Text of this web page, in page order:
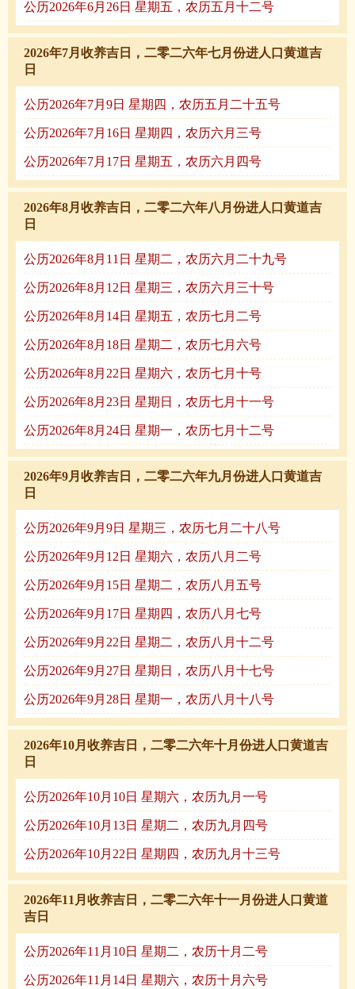
公历2026年6月26日 星期五，农历五月十二号
2026年7月收养吉日，二零二六年七月份进人口黄道吉
日
公历2026年7月9日 星期四，农历五月二十五号
公历2026年7月16日 星期四，农历六月三号
公历2026年7月17日 星期五，农历六月四号
2026年8月收养吉日，二零二六年八月份进人口黄道吉
日
公历2026年8月11日 星期二，农历六月二十九号
公历2026年8月12日 星期三，农历六月三十号
公历2026年8月14日 星期五，农历七月二号
公历2026年8月18日 星期二，农历七月六号
公历2026年8月22日 星期六，农历七月十号
公历2026年8月23日 星期日，农历七月十一号
公历2026年8月24日 星期一，农历七月十二号
2026年9月收养吉日，二零二六年九月份进人口黄道吉
日
公历2026年9月9日 星期三，农历七月二十八号
公历2026年9月12日 星期六，农历八月二号
公历2026年9月15日 星期二，农历八月五号
公历2026年9月17日 星期四，农历八月七号
公历2026年9月22日 星期二，农历八月十二号
公历2026年9月27日 星期日，农历八月十七号
公历2026年9月28日 星期一，农历八月十八号
2026年10月收养吉日，二零二六年十月份进人口黄道吉
日
公历2026年10月10日 星期六，农历九月一号
公历2026年10月13日 星期二，农历九月四号
公历2026年10月22日 星期四，农历九月十三号
2026年11月收养吉日，二零二六年十一月份进人口黄道
吉日
公历2026年11月10日 星期二，农历十月二号
公历2026年11月14日 星期六，农历十月六号